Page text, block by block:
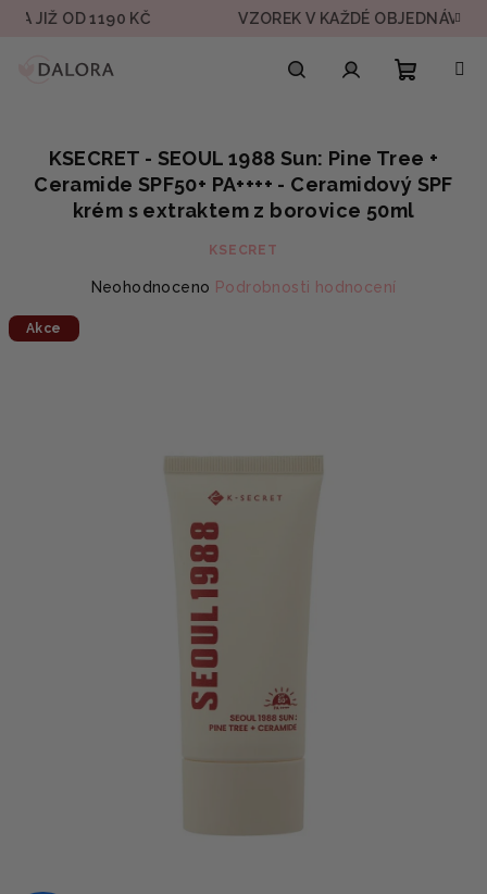
PřejítOD 1190 KČ VZOREK V KAŽDÉ OBJEDNÁVCE
košík
KSECRET - SEOUL 1988 Sun: Pine Tree +
Ceramide SPF50+ PA++++ - Ceramidový SPF
krém s extraktem z borovice 50ml
KSECRET
Průměrné
Neohodnoceno Podrobnosti hodnocení
Akce